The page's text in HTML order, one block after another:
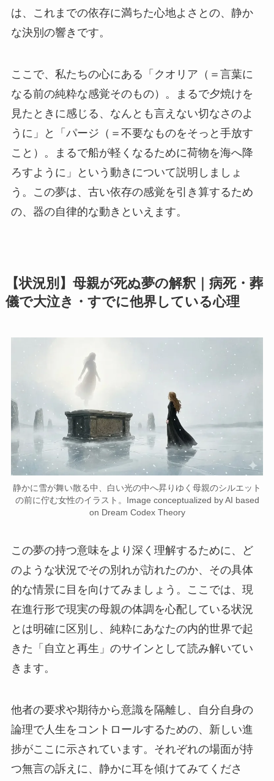
は、これまでの依存に満ちた心地よさとの、静か
な決別の響きです。
ここで、私たちの心にある「クオリア（＝言葉に
なる前の純粋な感覚そのもの）。まるで夕焼けを
見たときに感じる、なんとも言えない切なさのよ
うに」と「パージ（＝不要なものをそっと手放す
こと）。まるで船が軽くなるために荷物を海へ降
ろすように」という動きについて説明しましょ
う。この夢は、古い依存の感覚を引き算するため
の、器の自律的な動きといえます。
【状況別】母親が死ぬ夢の解釈｜病死・葬
儀で大泣き・すでに他界している心理
静かに雪が舞い散る中、白い光の中へ昇りゆく母親のシルエット
の前に佇む女性のイラスト。Image conceptualized by AI based
on Dream Codex Theory
この夢の持つ意味をより深く理解するために、ど
のような状況でその別れが訪れたのか、その具体
的な情景に目を向けてみましょう。ここでは、現
在進行形で現実の母親の体調を心配している状況
とは明確に区別し、純粋にあなたの内的世界で起
きた「自立と再生」のサインとして読み解いてい
きます。
他者の要求や期待から意識を隔離し、自分自身の
論理で人生をコントロールするための、新しい進
捗がここに示されています。それぞれの場面が持
つ無言の訴えに、静かに耳を傾けてみてくださ